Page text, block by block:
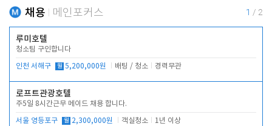
채용 메인포커스 1 / 2
루미호텔
청소팀 구인합니다
인천 서해구 월 5,200,000원 배팅 / 청소 경력무관
로프트관광호텔
주5일 8시간근무 메이드 채용 합니다.
서울 영등포구 월 2,300,000원 객실청소 1년 이상